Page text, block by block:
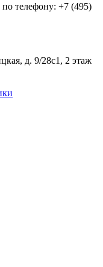
телефону: +7 (495)
д. 9/28с1 , 2 этаж